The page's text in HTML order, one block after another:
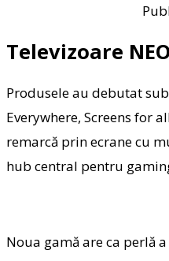
Televizoare
Produsele au debutat
Everywhere, Screens for
remarcă prin ecrane cu
hub central pentru
Noua gamă are ca perlă